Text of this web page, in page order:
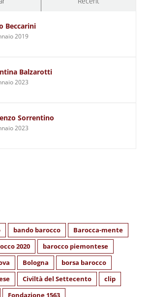
Beccarini
2019
Balzarotti
2023
Sorrentino
2023
bando barocco
Barocca-mente
2020
barocco piemontese
Bologna
borsa barocco
Civiltà del Settecento
clip